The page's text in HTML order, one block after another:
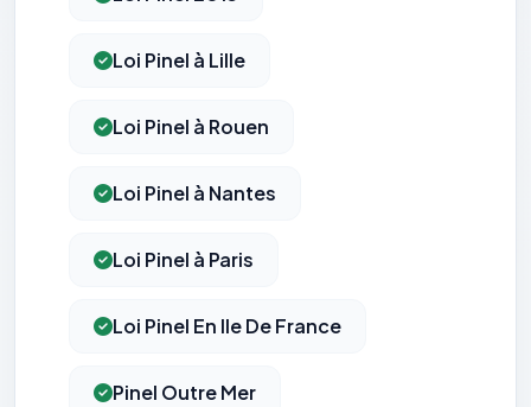
Loi Pinel à Lille
Loi Pinel à Rouen
Loi Pinel à Nantes
Loi Pinel à Paris
Loi Pinel En Ile De France
Pinel Outre Mer